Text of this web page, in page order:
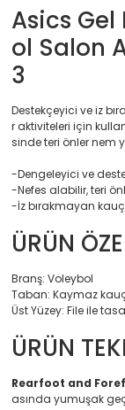
Asics
ol Salon
3
Destekçeyici ve iz
r aktiviteleri için
sinde teri önler nem
-Dengeleyici ve
-Nefes alabilir, teri
-İz bırakmayan
ÜRÜN
Branş: Voleybol
Taban: Kaymaz
Üst Yüzey: File ile
ÜRÜN
Rearfoot and
asında yumuşak